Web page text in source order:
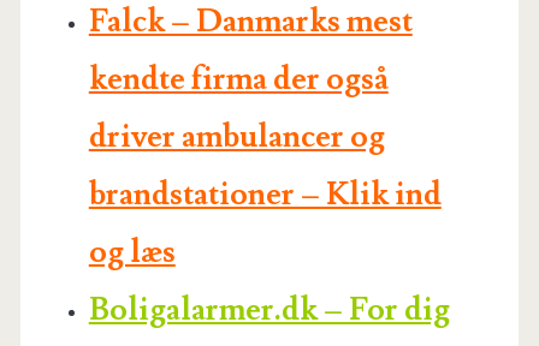
Falck – Danmarks mest
kendte firma der også
driver ambulancer og
brandstationer – Klik ind
og læs
Boligalarmer.dk – For dig